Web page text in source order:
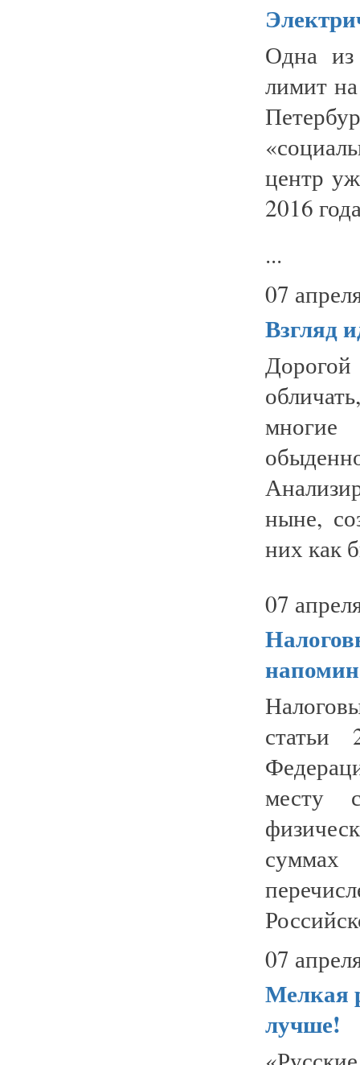
Одна из
лимит
центр
2016
...
07
Взгляд
Дорогой
ныне,
них как
07
статьи
месту
07
Мелкая
лучше!